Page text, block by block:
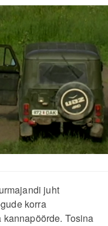
juht
korra
Tosina